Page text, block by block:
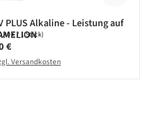
PLUS Alkaline - Leistung auf
€ / 1 Stück)
Preis:
€
Versandkosten